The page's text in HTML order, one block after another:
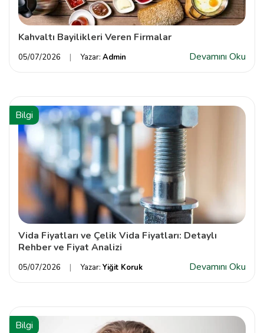
Kahvaltı Bayilikleri Veren Firmalar
05/07/2026 Yazar: Admin Devamını Oku
Bilgi
Vida Fiyatları ve Çelik Vida Fiyatları: Detaylı
Rehber ve Fiyat Analizi
05/07/2026 Yazar: Yiğit Koruk Devamını Oku
Bilgi